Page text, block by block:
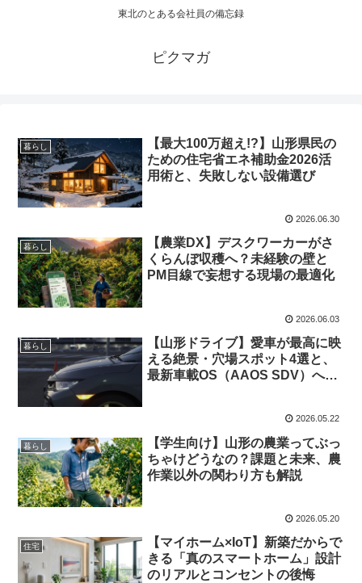
東北のとある会社員の備忘録
ピクマガ
暮らし
【最大100万超え!?】山形県民の
ための住宅省エネ補助金2026活
用術と、失敗しない設備選び
2026.06.30
暮らし
【農業DX】デスクワーカーがさ
くらんぼ収穫へ？未経験の壁と
PM目線で妄想する現場の最適化
2026.06.03
暮らし
【山形ドライブ】愛車が最高に映
える絶景・穴場スポット4選と、
最新車載OS（AAOS SDV）への
2026.05.22
暮らし
【学生向け】山形の農業ってぶっ
ちゃけどうなの？課題と未来、農
作業以外の関わり方も解説
2026.05.20
住宅
【マイホーム×IoT】新築だからで
きる「真のスマートホーム」設計
のリアルとコンセントの後悔